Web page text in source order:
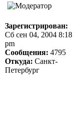
Зарегистрирован:
Сб сен 04, 2004 8:18
pm
Сообщения: 4795
Откуда: Санкт-
Петербург